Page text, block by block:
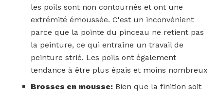
les poils sont non contournés et ont une
extrémité émoussée. C'est un inconvénient
parce que la pointe du pinceau ne retient pas
la peinture, ce qui entraîne un travail de
peinture strié. Les poils ont également
tendance à être plus épais et moins nombreux
Brosses en mousse: Bien que la finition soit